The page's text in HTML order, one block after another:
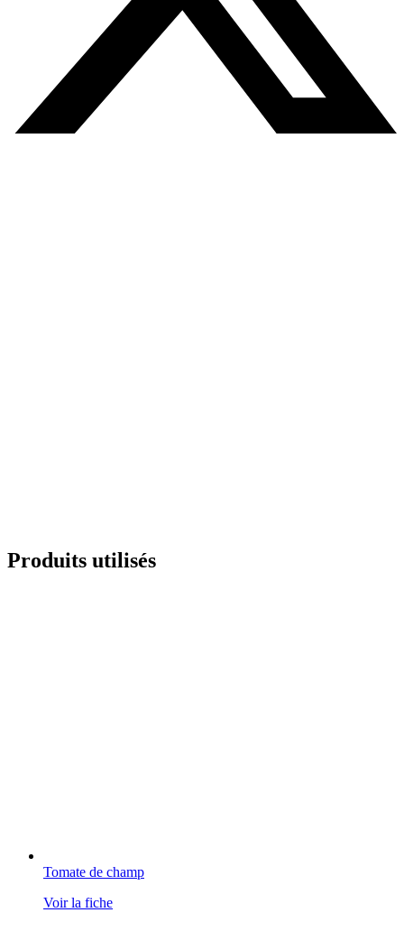
Produits utilisés
Tomate de champ
Voir la fiche